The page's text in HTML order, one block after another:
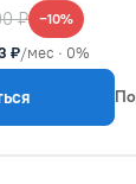
₽ −10%
₽/мес · 0%